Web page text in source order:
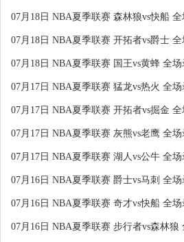
07月18日 NBA夏季联赛 森林狼vs快船
07月18日 NBA夏季联赛 开拓者vs爵士
07月18日 NBA夏季联赛 国王vs黄蜂 全
07月17日 NBA夏季联赛 猛龙vs热火 全
07月17日 NBA夏季联赛 开拓者vs掘金
07月17日 NBA夏季联赛 灰熊vs老鹰 全
07月17日 NBA夏季联赛 湖人vs公牛 全
07月16日 NBA夏季联赛 爵士vs马刺 全
07月16日 NBA夏季联赛 奇才vs快船 全
07月16日 NBA夏季联赛 步行者vs森林狼